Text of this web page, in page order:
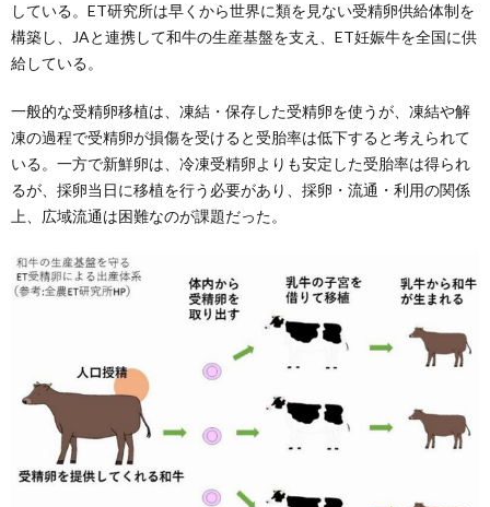
している。ET研究所は早くから世界に類を見ない受精卵供給体制を
構築し、JAと連携して和牛の生産基盤を支え、ET妊娠牛を全国に供
給している。
一般的な受精卵移植は、凍結・保存した受精卵を使うが、凍結や解
凍の過程で受精卵が損傷を受けると受胎率は低下すると考えられて
いる。一方で新鮮卵は、冷凍受精卵よりも安定した受胎率は得られ
るが、採卵当日に移植を行う必要があり、採卵・流通・利用の関係
上、広域流通は困難なのが課題だった。